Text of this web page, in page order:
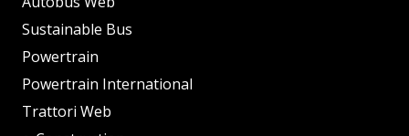
Sustainable Bus
Powertrain
Powertrain International
Trattori Web